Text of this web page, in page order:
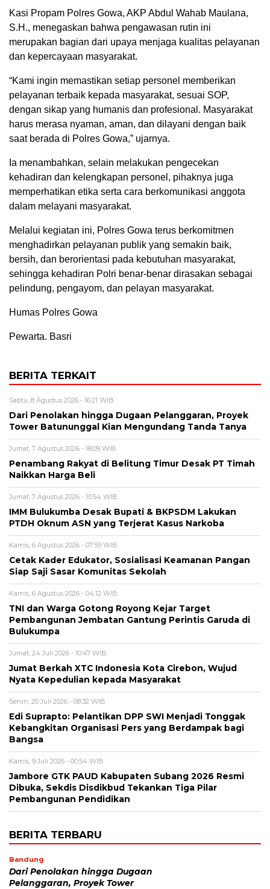
Kasi Propam Polres Gowa, AKP Abdul Wahab Maulana,
S.H., menegaskan bahwa pengawasan rutin ini
merupakan bagian dari upaya menjaga kualitas pelayanan
dan kepercayaan masyarakat.
“Kami ingin memastikan setiap personel memberikan
pelayanan terbaik kepada masyarakat, sesuai SOP,
dengan sikap yang humanis dan profesional. Masyarakat
harus merasa nyaman, aman, dan dilayani dengan baik
saat berada di Polres Gowa,” ujarnya.
Ia menambahkan, selain melakukan pengecekan
kehadiran dan kelengkapan personel, pihaknya juga
memperhatikan etika serta cara berkomunikasi anggota
dalam melayani masyarakat.
Melalui kegiatan ini, Polres Gowa terus berkomitmen
menghadirkan pelayanan publik yang semakin baik,
bersih, dan berorientasi pada kebutuhan masyarakat,
sehingga kehadiran Polri benar-benar dirasakan sebagai
pelindung, pengayom, dan pelayan masyarakat.
Humas Polres Gowa
Pewarta. Basri
BERITA TERKAIT
Sabtu, 8 Agustus 2026 - 16:21 WIB
Dari Penolakan hingga Dugaan Pelanggaran, Proyek
Tower Batununggal Kian Mengundang Tanda Tanya
Jumat, 7 Agustus 2026 - 18:09 WIB
Penambang Rakyat di Belitung Timur Desak PT Timah
Naikkan Harga Beli
Jumat, 7 Agustus 2026 - 10:54 WIB
IMM Bulukumba Desak Bupati & BKPSDM Lakukan
PTDH Oknum ASN yang Terjerat Kasus Narkoba
Kamis, 6 Agustus 2026 - 07:59 WIB
Cetak Kader Edukator, Sosialisasi Keamanan Pangan
Siap Saji Sasar Komunitas Sekolah
Kamis, 6 Agustus 2026 - 04:12 WIB
TNI dan Warga Gotong Royong Kejar Target
Pembangunan Jembatan Gantung Perintis Garuda di
Bulukumpa
Jumat, 24 Juli 2026 - 10:47 WIB
Jumat Berkah XTC Indonesia Kota Cirebon, Wujud
Nyata Kepedulian kepada Masyarakat
Senin, 20 Juli 2026 - 08:32 WIB
Edi Suprapto: Pelantikan DPP SWI Menjadi Tonggak
Kebangkitan Organisasi Pers yang Berdampak bagi
Bangsa
Kamis, 9 Juli 2026 - 00:54 WIB
Jambore GTK PAUD Kabupaten Subang 2026 Resmi
Dibuka, Sekdis Disdikbud Tekankan Tiga Pilar
Pembangunan Pendidikan
BERITA TERBARU
Bandung
Dari Penolakan hingga Dugaan
Pelanggaran, Proyek Tower